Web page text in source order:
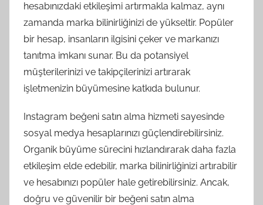
hesabınızdaki etkileşimi artırmakla kalmaz, aynı
zamanda marka bilinirliğinizi de yükseltir. Popüler
bir hesap, insanların ilgisini çeker ve markanızı
tanıtma imkanı sunar. Bu da potansiyel
müşterilerinizi ve takipçilerinizi artırarak
işletmenizin büyümesine katkıda bulunur.
Instagram beğeni satın alma hizmeti sayesinde
sosyal medya hesaplarınızı güçlendirebilirsiniz.
Organik büyüme sürecini hızlandırarak daha fazla
etkileşim elde edebilir, marka bilinirliğinizi artırabilir
ve hesabınızı popüler hale getirebilirsiniz. Ancak,
doğru ve güvenilir bir beğeni satın alma